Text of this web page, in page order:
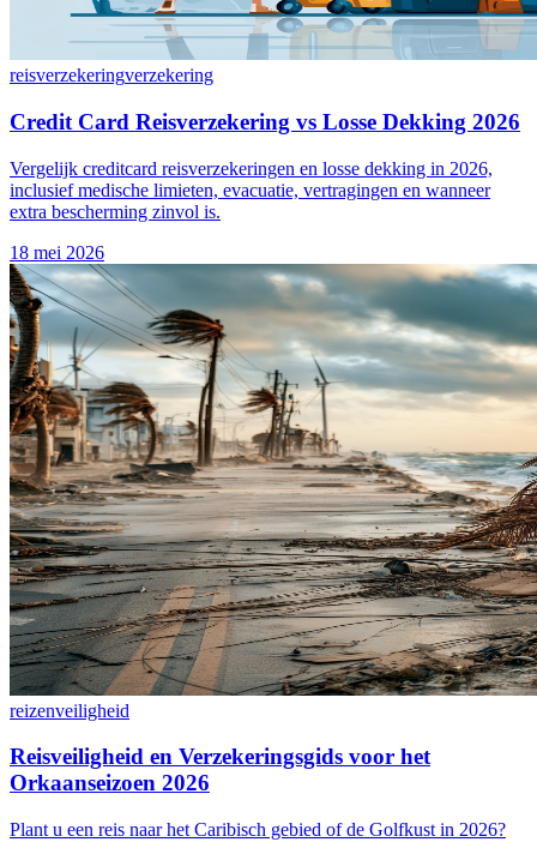
reisverzekeringverzekering
Credit Card Reisverzekering vs Losse Dekking 2026
Vergelijk creditcard reisverzekeringen en losse dekking in 2026,
inclusief medische limieten, evacuatie, vertragingen en wanneer
extra bescherming zinvol is.
18 mei 2026
reizenveiligheid
Reisveiligheid en Verzekeringsgids voor het
Orkaanseizoen 2026
Plant u een reis naar het Caribisch gebied of de Golfkust in 2026?